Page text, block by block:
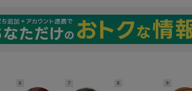
6 7 8 9